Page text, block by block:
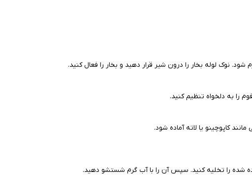
شود. نوک لوله بخار را درون شیر قرار دهید و بخار را فعال کنید.
را به دلخواه تنظیم کنید.
کاپوچینو یا لاته آماده شود.
شده را تخلیه کنید. سپس آن را با آب گرم شستشو دهید.